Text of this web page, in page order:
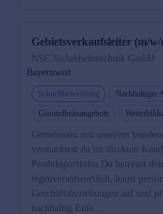
Gebietsverkaufsleiter (m/
NSC Sicherheitstechnik GmbH
Bayernweit
Schnellbewerbung
Nachhaltiger
Gesundheitsangebote
Gemeinsam mit unserem
vermarktest du im direkten
Produktportfolio.Du betreust
eigenverantwortlich, baust
Geschäftsbeziehungen auf und
nachhaltig.Eine...